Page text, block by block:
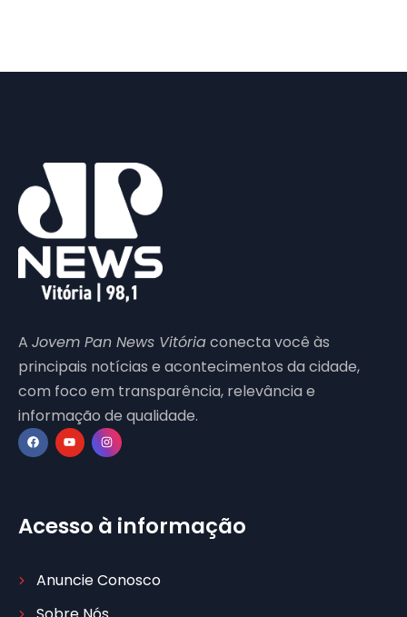
A Jovem Pan News Vitóriaconecta você às
principais notícias e acontecimentos da cidade,
com foco em transparência, relevância e
informação de qualidade.
Acesso à informação
Anuncie Conosco